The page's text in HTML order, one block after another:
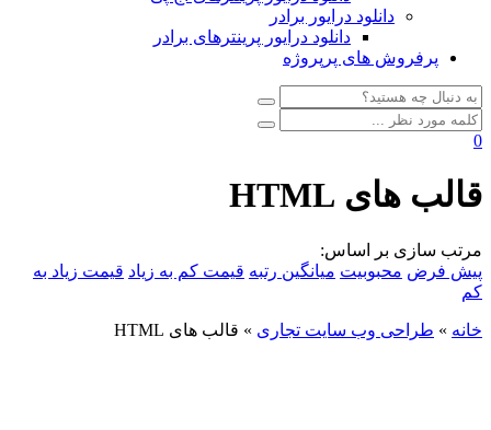
دانلود درایور برادر
دانلود درایور پرینترهای برادر
پرفروش های پرپروژه
0
قالب های HTML
مرتب سازی بر اساس:
پیش فرض محبوبیت میانگین رتبه قیمت کم به زیاد قیمت زیاد به
کم
خانه » طراحی وب سایت تجاری » قالب های HTML